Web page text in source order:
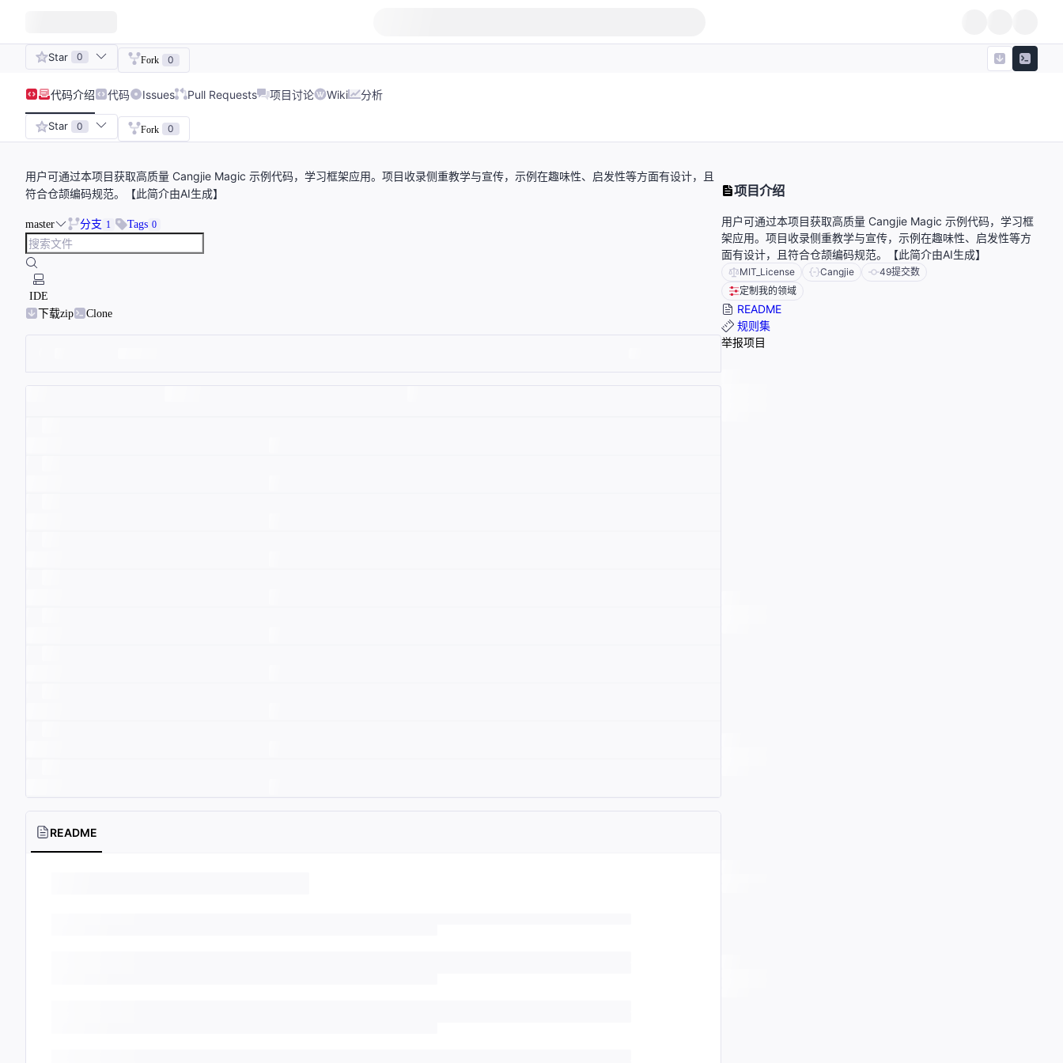
Star 0 Fork 0
代码介绍 代码 Issues Pull Requests 项目讨论 Wiki 分析
Star 0 Fork 0
用户可通过本项目获取高质量 Cangjie Magic 示例代码，学习框架应用。项目收录侧重教学与宣传，示例在趣味性、启发性等方面有设计，且
符合仓颉编码规范。【此简介由AI生成】
master 分支 1 Tags 0
IDE
下载zip
Clone
README
项目介绍
用户可通过本项目获取高质量 Cangjie Magic 示例代码，学习框
架应用。项目收录侧重教学与宣传，示例在趣味性、启发性等方
面有设计，且符合仓颉编码规范。【此简介由AI生成】
MIT_License Cangjie 49提交数
定制我的领域
README
规则集
举报项目